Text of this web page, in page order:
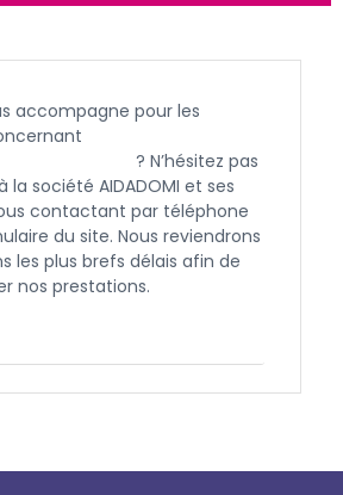
accompagne pour les
? N’hésitez pas
la société AIDADOMI et ses
contactant par téléphone
du site. Nous reviendrons
les plus brefs délais afin de
nos prestations.